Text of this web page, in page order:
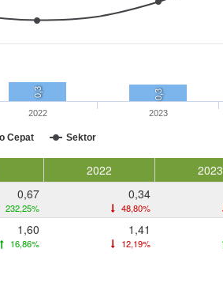
0,3
0,3
Cepat Sektor
2022 2023
2022 2023
0,67
232,25%
0,34
48,80%
1,60
16,86%
1,41
12,19%